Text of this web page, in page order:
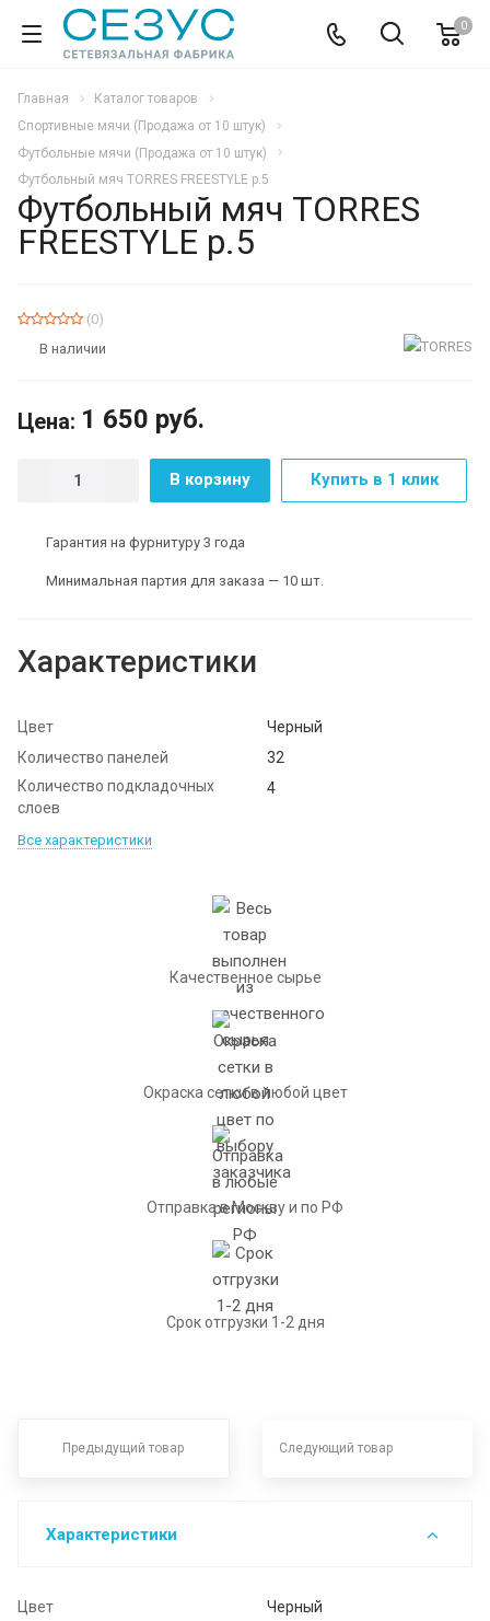
0
Главная
Каталог товаров
Спортивные мячи (Продажа от 10 штук)
Футбольные мячи (Продажа от 10 штук)
Футбольный мяч TORRES FREESTYLE р.5
Футбольный мяч TORRES
FREESTYLE р.5
(0)
В наличии
Цена: 1 650 руб.
В корзину Купить в 1 клик
Гарантия на фурнитуру 3 года
Минимальная партия для заказа — 10 шт.
Характеристики
Цвет
Черный
Количество панелей
32
Количество подкладочных
слоев
4
Все характеристики
Качественное сырье
Окраска сетки в любой цвет
Отправка в Москву и по РФ
Срок отгрузки 1-2 дня
Предыдущий товар Следующий товар
Характеристики
Цвет
Черный